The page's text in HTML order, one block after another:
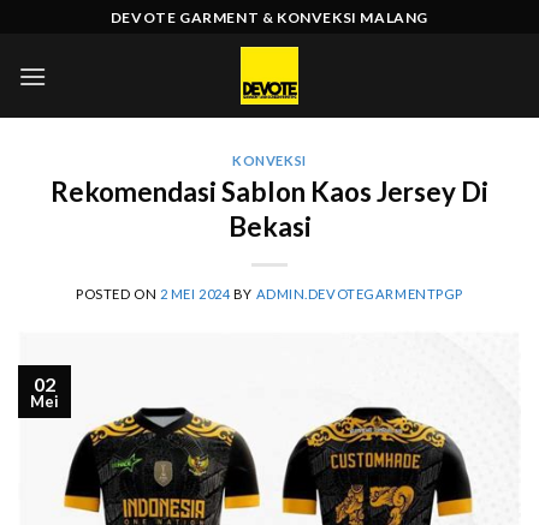
content
DEVOTE GARMENT & KONVEKSI MALANG
KONVEKSI
Rekomendasi Sablon Kaos Jersey Di
Bekasi
POSTED ON 2 MEI 2024 BY ADMIN.DEVOTEGARMENTPGP
02
Mei